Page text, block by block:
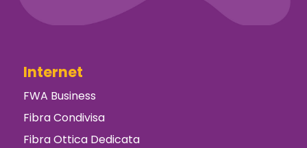
Internet
FWA Business
Fibra Condivisa
Fibra Ottica Dedicata